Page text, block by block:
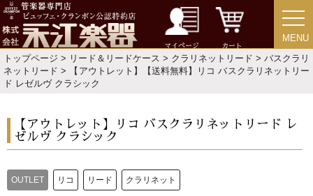
マイページ カート
MENU
MENU
トップページ > リード＆リードケース > クラリネットリード > バスクラリ
ネットリード > 【アウトレット】【送料無料】リコ バスクラリネットリー
ド レゼルヴ クラシック
【アウトレット】リコ バスクラリネットリード レ
ゼルヴ クラシック
OUTLET リコ リード クラリネット
新規会員登録 ログイン・マイページ
ご利用ガイド サポート・保証
特定商取引法 プライバシー・ポリシー